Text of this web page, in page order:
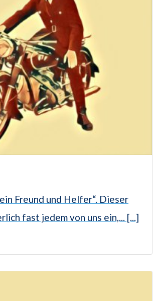
Freund und Helfer“. Dieser
fast jedem von uns ein,... [...]